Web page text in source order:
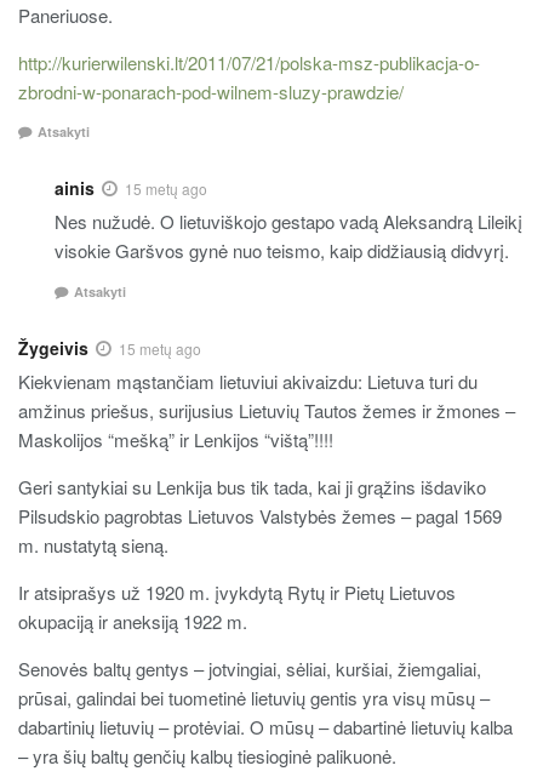
Paneriuose.
http://kurierwilenski.lt/2011/07/21/polska-msz-publikacja-o-
zbrodni-w-ponarach-pod-wilnem-sluzy-prawdzie/
Atsakyti
ainis 15 metų ago
Nes nužudė. O lietuviškojo gestapo vadą Aleksandrą Lileikį
visokie Garšvos gynė nuo teismo, kaip didžiausią didvyrį.
Atsakyti
Žygeivis 15 metų ago
Kiekvienam mąstančiam lietuviui akivaizdu: Lietuva turi du
amžinus priešus, surijusius Lietuvių Tautos žemes ir žmones –
Maskolijos “mešką” ir Lenkijos “vištą”!!!!
Geri santykiai su Lenkija bus tik tada, kai ji grąžins išdaviko
Pilsudskio pagrobtas Lietuvos Valstybės žemes – pagal 1569
m. nustatytą sieną.
Ir atsiprašys už 1920 m. įvykdytą Rytų ir Pietų Lietuvos
okupaciją ir aneksiją 1922 m.
Senovės baltų gentys – jotvingiai, sėliai, kuršiai, žiemgaliai,
prūsai, galindai bei tuometinė lietuvių gentis yra visų mūsų –
dabartinių lietuvių – protėviai. O mūsų – dabartinė lietuvių kalba
– yra šių baltų genčių kalbų tiesioginė palikuonė.